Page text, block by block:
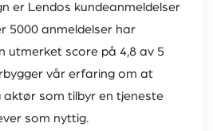
er Lendos kundeanmeldelser
5000 anmeldelser har
utmerket score på 4,8 av 5
vår erfaring om at
aktør som tilbyr en tjeneste
som nyttig.